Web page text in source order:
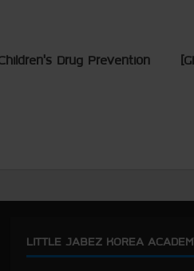
Drug Prevention
LITTLE JABEZ KOREA